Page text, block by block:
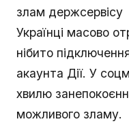
злам держсервісу
Українці масово
нібито
акаунта Дії. У
хвилю
можливого зламу.